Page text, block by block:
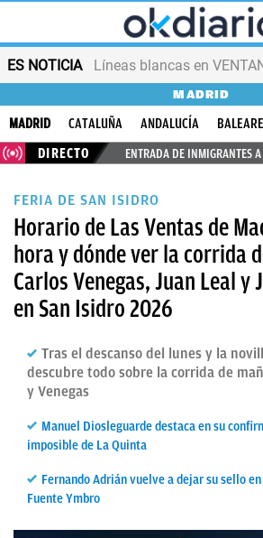
ES NOTICIA Líneas blancas en
MADRID
MADRID CATALUÑA ANDALUCÍA
DIRECTO
ENTRADA DE INMIGRANTES
FERIA DE SAN ISIDRO
Horario de Las Ventas de
hora y dónde ver la corrida
Carlos Venegas, Juan Leal y
en San Isidro 2026
Tras el descanso del lunes y la
descubre todo sobre la corrida de
y Venegas
Manuel Diosleguarde destaca en su
imposible de La Quinta
Fernando Adrián vuelve a dejar su sello
Fuente Ymbro